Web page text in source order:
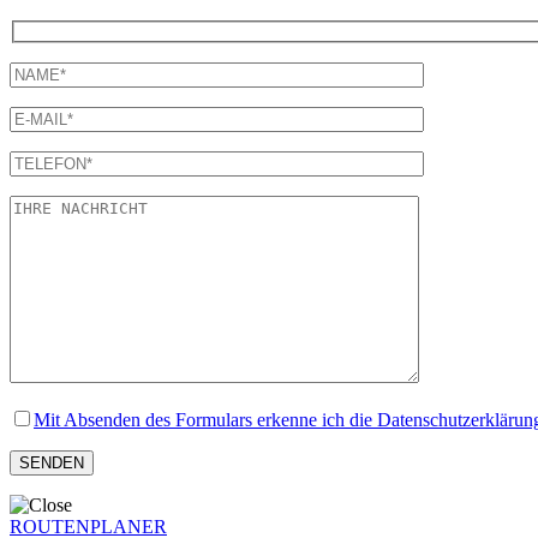
Mit Absenden des Formulars erkenne ich die
ROUTENPLANER